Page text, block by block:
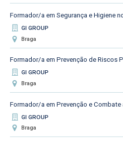
Formador/a em Segurança e Higiene
GI GROUP
Braga
Formador/a em Prevenção de Riscos
GI GROUP
Braga
Formador/a em Prevenção e Combate
GI GROUP
Braga